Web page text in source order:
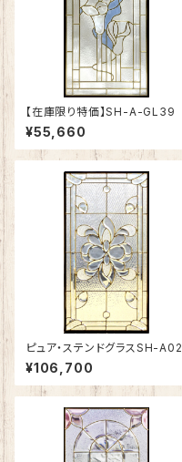
【在庫限り特価】SH-A-GL39
¥55,660
ピュア・ステンドグラスSH-A02
¥106,700